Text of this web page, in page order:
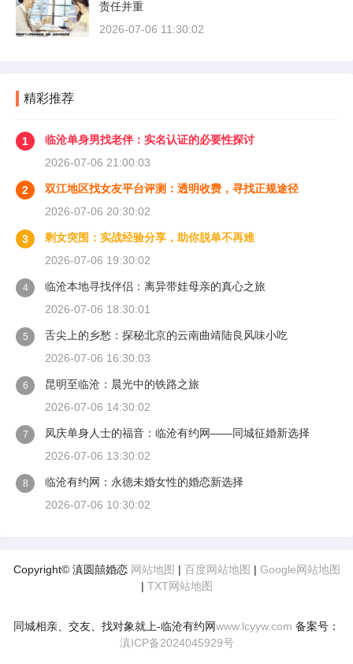
责任并重
2026-07-06 11:30:02
精彩推荐
1
临沧单身男找老伴：实名认证的必要性探讨
2026-07-06 21:00:03
2
双江地区找女友平台评测：透明收费，寻找正规途径
2026-07-06 20:30:02
3
剩女突围：实战经验分享，助你脱单不再难
2026-07-06 19:30:02
4
临沧本地寻找伴侣：离异带娃母亲的真心之旅
2026-07-06 18:30:01
5
舌尖上的乡愁：探秘北京的云南曲靖陆良风味小吃
2026-07-06 16:30:03
6
昆明至临沧：晨光中的铁路之旅
2026-07-06 14:30:02
7
凤庆单身人士的福音：临沧有约网——同城征婚新选择
2026-07-06 13:30:02
8
临沧有约网：永德未婚女性的婚恋新选择
2026-07-06 10:30:02
Copyright© 滇圆囍婚恋 网站地图 | 百度网站地图 | Google网站地图
| TXT网站地图
同城相亲、交友、找对象就上-临沧有约网www.lcyyw.com 备案号：
滇ICP备2024045929号